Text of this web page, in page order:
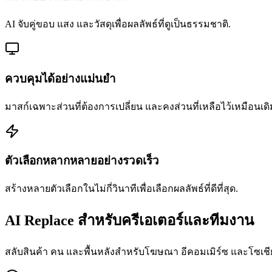
AI จับคู่ขอบ แสง และวัสดุเพื่อผลลัพธ์ที่ดูเป็นธรรมชาติ.
ควบคุมได้อย่างแม่นยำ
มาสก์เฉพาะส่วนที่ต้องการเปลี่ยน และคงส่วนที่เหลือไว้เหมือนเดิ
ตัวเลือกหลากหลายอย่างรวดเร็ว
สร้างหลายตัวเลือกในไม่กี่วินาทีเพื่อเลือกผลลัพธ์ที่ดีที่สุด.
AI Replace สำหรับครีเอเตอร์และทีมงาน
สลับสินค้า คน และพื้นหลังสำหรับโฆษณา อีคอมเมิร์ซ และโซเชี